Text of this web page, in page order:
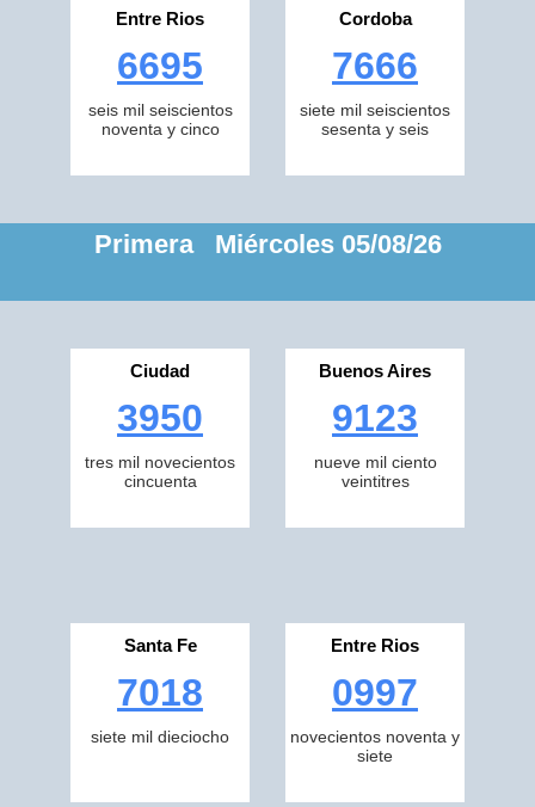
Entre Rios
6695
seis mil seiscientos
noventa y cinco
Cordoba
7666
siete mil seiscientos
sesenta y seis
Primera Miércoles 05/08/26
Ciudad
3950
tres mil novecientos
cincuenta
Buenos Aires
9123
nueve mil ciento
veintitres
Santa Fe
7018
siete mil dieciocho
Entre Rios
0997
novecientos noventa y
siete